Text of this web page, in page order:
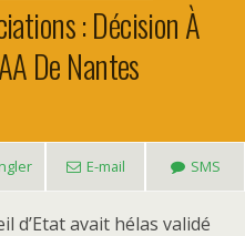
: Décision À
De Nantes
E-mail SMS
d’Etat avait hélas validé